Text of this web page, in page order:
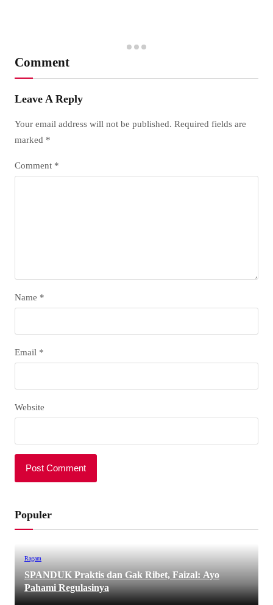
Comment
Leave A Reply
Your email address will not be published. Required fields are
marked *
Comment *
Name *
Email *
Website
Populer
Ragam
SPANDUK Praktis dan Gak Ribet, Faizal: Ayo
Pahami Regulasinya